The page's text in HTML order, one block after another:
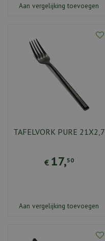
Aan vergelijking toevoegen
TAFELVORK PURE 21X2,7
€ 17,50
Aan vergelijking toevoegen